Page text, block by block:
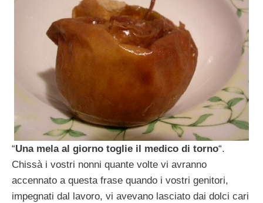
“Una mela al giorno toglie il medico di torno“.
Chissà i vostri nonni quante volte vi avranno
accennato a questa frase quando i vostri genitori,
impegnati dal lavoro, vi avevano lasciato dai dolci cari